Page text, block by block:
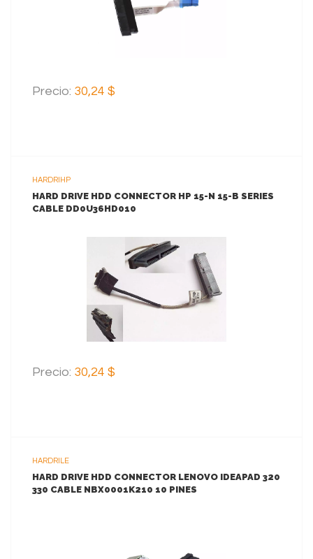
AGREGAR AL CARRITO
Precio: 30,24 $
HARDRIHP
HARD DRIVE HDD CONNECTOR HP 15-N 15-B SERIES
CABLE DD0U36HD010
VER MAS
AGREGAR AL CARRITO
Precio: 30,24 $
HARDRILE
HARD DRIVE HDD CONNECTOR LENOVO IDEAPAD 320
330 CABLE NBX0001K210 10 PINES